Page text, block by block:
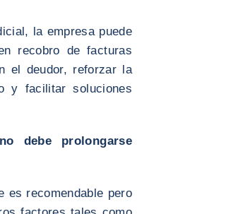
la empresa puede
recobro de facturas
el deudor, reforzar la
y facilitar soluciones
debe prolongarse
es recomendable pero